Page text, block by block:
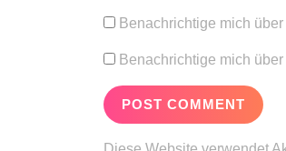
Benachrichtige mich
Benachrichtige mich